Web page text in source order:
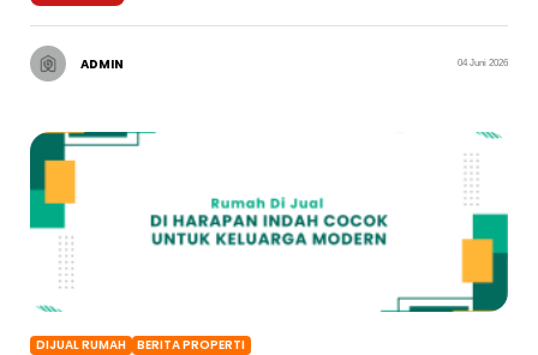
ADMIN 04 Juni 2026
DIJUAL RUMAH BERITA PROPERTI